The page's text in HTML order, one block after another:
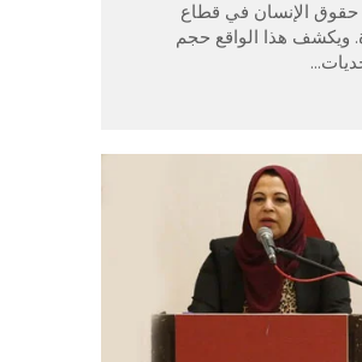
الإنسان في قطاع
ويكشف هذا الواقع حجم